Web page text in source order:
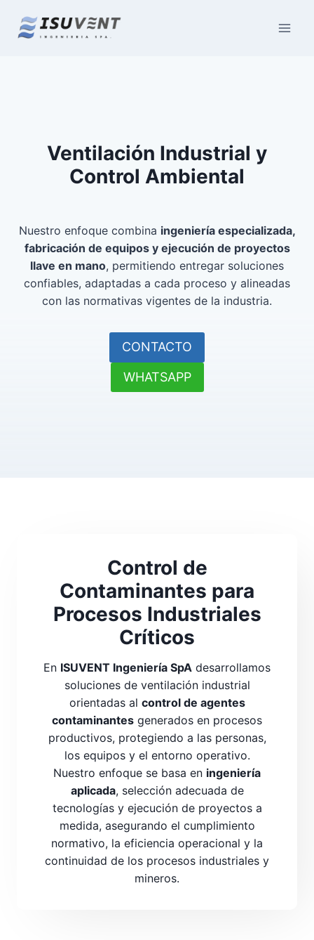
contenido
Ventilación Industrial y
Control Ambiental
Nuestro enfoque combina ingeniería especializada,
fabricación de equipos y ejecución de proyectos
llave en mano, permitiendo entregar soluciones
confiables, adaptadas a cada proceso y alineadas
con las normativas vigentes de la industria.
CONTACTO
WHATSAPP
Control de
Contaminantes para
Procesos Industriales
Críticos
En ISUVENT Ingeniería SpA desarrollamos
soluciones de ventilación industrial
orientadas al control de agentes
contaminantes generados en procesos
productivos, protegiendo a las personas,
los equipos y el entorno operativo.
Nuestro enfoque se basa en ingeniería
aplicada, selección adecuada de
tecnologías y ejecución de proyectos a
medida, asegurando el cumplimiento
normativo, la eficiencia operacional y la
continuidad de los procesos industriales y
mineros.